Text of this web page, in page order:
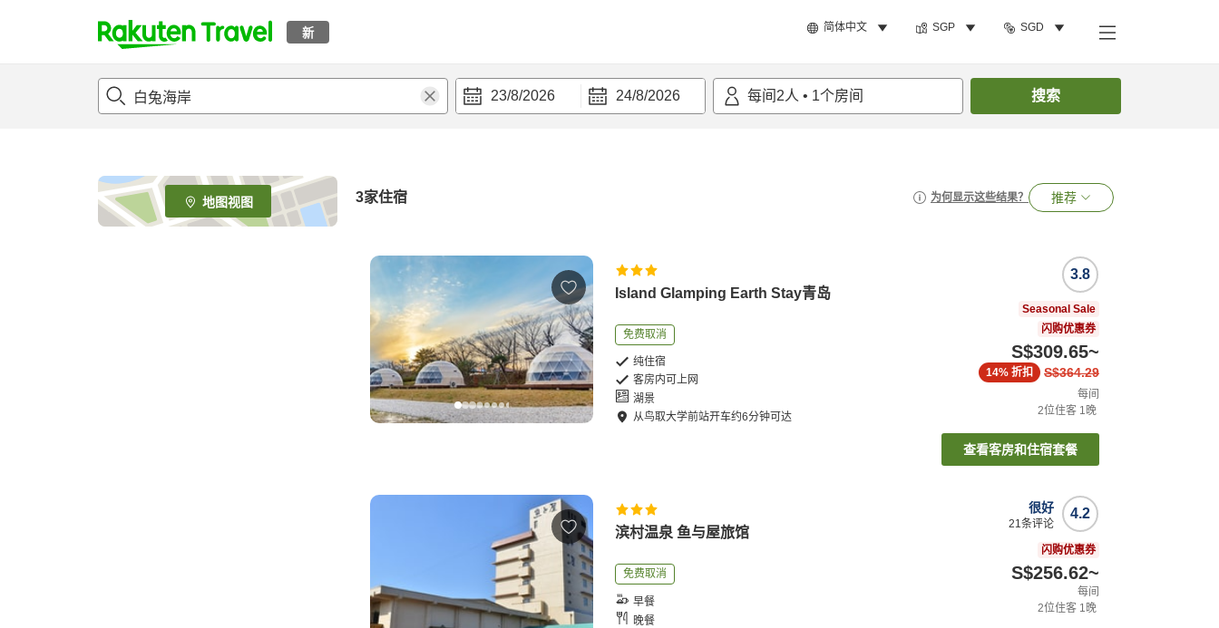
新 简体中文 SGP SGD
t
p
e
_
s
23/8/2026 24/8/2026 每间 2人 • 1个房间 搜索
地图视图 3家住宿 为何显示这些结果？ 推荐
Island Glamping Earth Stay青岛
免费取消
纯住宿
客房内可上网
湖景
从鸟取大学前站开车约6分钟可达
3.8
Seasonal Sale
闪购优惠券
S$309.65~
S$364.29
14% 折扣
每间
2位住客 1晚
查看客房和住宿套餐
滨村温泉 鱼与屋旅馆
免费取消
早餐
晚餐
4.2
很好
21条评论
闪购优惠券
S$256.62~
每间
2位住客 1晚